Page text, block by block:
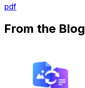
pdf
From the Blog